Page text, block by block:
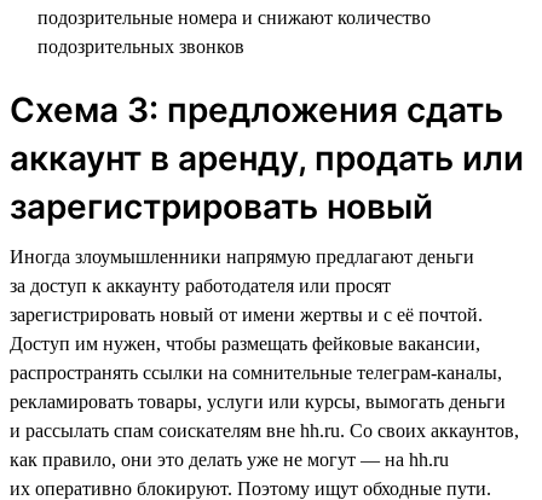
подозрительные номера и снижают количество
подозрительных звонков
Схема 3: предложения сдать
аккаунт в аренду, продать или
зарегистрировать новый
Иногда злоумышленники напрямую предлагают деньги
за доступ к аккаунту работодателя или просят
зарегистрировать новый от имени жертвы и с её почтой.
Доступ им нужен, чтобы размещать фейковые вакансии,
распространять ссылки на сомнительные телеграм-каналы,
рекламировать товары, услуги или курсы, вымогать деньги
и рассылать спам соискателям вне hh.ru. Со своих аккаунтов,
как правило, они это делать уже не могут — на hh.ru
их оперативно блокируют. Поэтому ищут обходные пути.